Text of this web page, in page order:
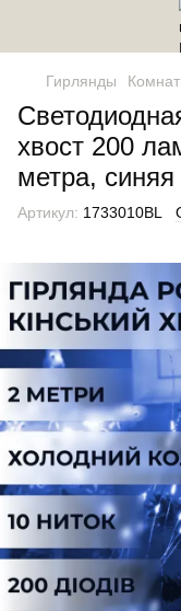
Гирлянды
хвост 200
метра,
Артикул: 1733010BL